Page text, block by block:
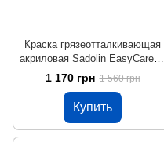
Краска грязеотталкивающая
акриловая Sadolin EasyCare, 1
л, белый
1 170 грн 1 560 грн
Купить